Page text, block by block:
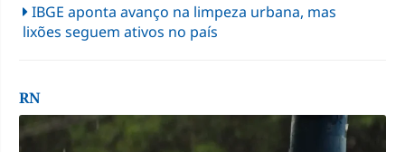
IBGE aponta avanço na limpeza urbana, mas
lixões seguem ativos no país
RN